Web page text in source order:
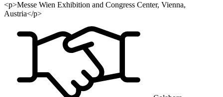
<p>Messe Wien Exhibition and Congress Center, Vienna,
Austria</p>